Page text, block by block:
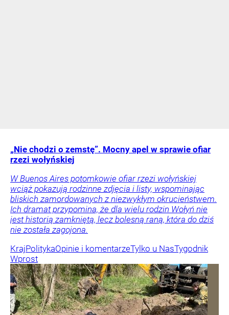
„Nie chodzi o zemstę”. Mocny apel w sprawie ofiar
rzezi wołyńskiej
W Buenos Aires potomkowie ofiar rzezi wołyńskiej
wciąż pokazują rodzinne zdjęcia i listy, wspominając
bliskich zamordowanych z niezwykłym okrucieństwem.
Ich dramat przypomina, że dla wielu rodzin Wołyń nie
jest historią zamkniętą, lecz bolesną raną, która do dziś
nie została zagojona.
KrajPolitykaOpinie i komentarzeTylko u NasTygodnik
Wprost